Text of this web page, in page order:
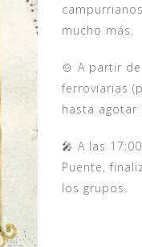
mucho más.
🍲 A partir
ferroviarias
hasta agotar
🎤 A las
Puente,
los grupos.